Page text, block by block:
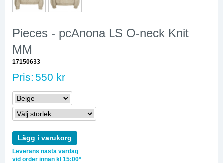
Pieces - pcAnona LS O-neck Knit
MM
17150633
Pris: 550 kr
Lägg i varukorg
Leverans nästa vardag
vid order innan kl 15:00*